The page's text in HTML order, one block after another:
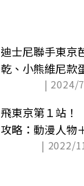
迪士尼聯手東京
乾、小熊維尼款
| 2024/
飛東京第１站！
攻略：動漫人物
| 2022/